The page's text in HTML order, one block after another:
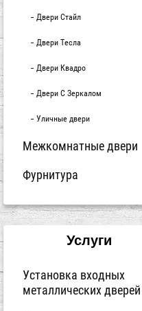
Двери Стайл
Двери Тесла
Двери Квадро
Двери С Зеркалом
Уличные двери
Межкомнатные двери
Фурнитура
Услуги
Установка входных
металлических дверей